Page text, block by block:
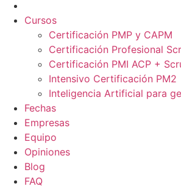
Cursos
Certificación PMP y CAPM
Certificación Profesional
Certificación PMI ACP +
Intensivo Certificación PM2
Inteligencia Artificial para
Fechas
Empresas
Equipo
Opiniones
Blog
FAQ